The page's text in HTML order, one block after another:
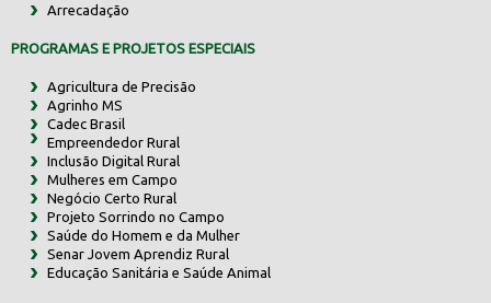
Arrecadação
PROGRAMAS E PROJETOS ESPECIAIS
Agricultura de Precisão
Agrinho MS
Cadec Brasil
Empreendedor Rural
Inclusão Digital Rural
Mulheres em Campo
Negócio Certo Rural
Projeto Sorrindo no Campo
Saúde do Homem e da Mulher
Senar Jovem Aprendiz Rural
Educação Sanitária e Saúde Animal